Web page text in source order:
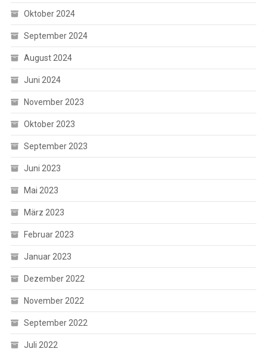
Oktober 2024
September 2024
August 2024
Juni 2024
November 2023
Oktober 2023
September 2023
Juni 2023
Mai 2023
März 2023
Februar 2023
Januar 2023
Dezember 2022
November 2022
September 2022
Juli 2022